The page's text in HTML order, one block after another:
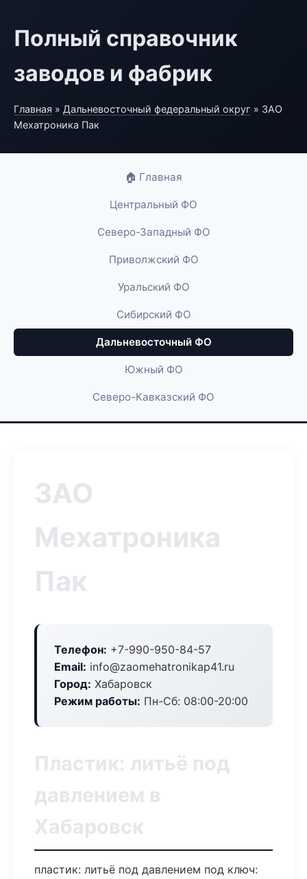
Полный справочник
заводов и фабрик
Главная » Дальневосточный федеральный округ » ЗАО
Мехатроника Пак
🏠 Главная
Центральный ФО
Северо-Западный ФО
Приволжский ФО
Уральский ФО
Сибирский ФО
Дальневосточный ФО
Южный ФО
Северо-Кавказский ФО
ЗАО
Мехатроника
Пак
Телефон: +7-990-950-84-57
Email: info@zaomehatronikap41.ru
Город: Хабаровск
Режим работы: Пн-Сб: 08:00-20:00
Пластик: литьё под
давлением в
Хабаровск
пластик: литьё под давлением под ключ: